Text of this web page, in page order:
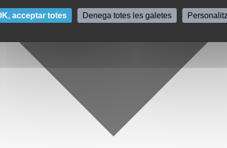
acceptar totes Denega totes les galetes